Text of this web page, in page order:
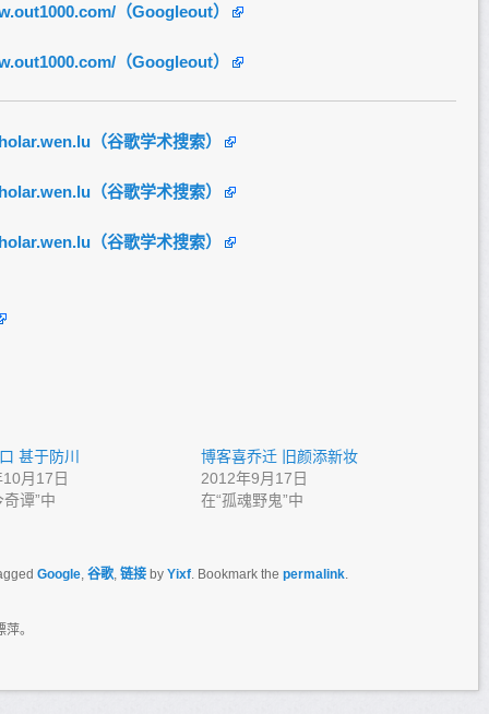
（Googleout）
（Googleout）
（谷歌学术搜索）
（谷歌学术搜索）
（谷歌学术搜索）
甚于防川
月17日
奇谭”中
博客喜乔迁 旧颜添新妆
2012年9月17日
在“孤魂野鬼”中
Google, 谷歌, 链接 by Yixf. Bookmark the permalink.
。